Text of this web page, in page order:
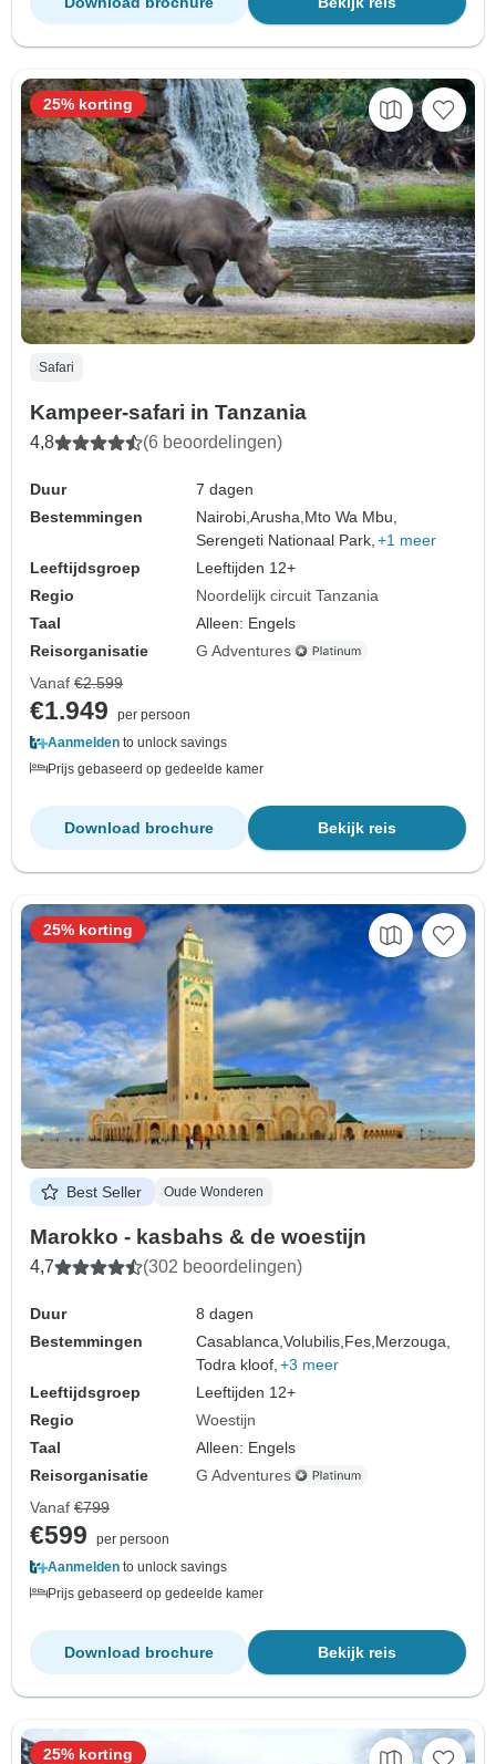
Safari
Kampeer-safari in Tanzania
4,8 (6 beoordelingen)
Duur
7 dagen
Bestemmingen
Nairobi,Arusha, Mto Wa Mbu,
Serengeti Nationaal Park, +1 meer
Leeftijdsgroep
Leeftijden 12+
Regio
Noordelijk circuit Tanzania
Taal
Alleen: Engels
Reisorganisatie
G Adventures
25% korting
Vanaf €2.599
€1.949
per persoon
Aanmelden to unlock savings
Prijs gebaseerd op gedeelde kamer
Bekijk reis
Download brochure
Best Seller Oude Wonderen
Marokko - kasbahs & de woestijn
4,7 (302 beoordelingen)
Duur
8 dagen
Bestemmingen
Casablanca,Volubilis, Fes, Merzouga,
Todra kloof, +3 meer
Leeftijdsgroep
Leeftijden 12+
Regio
Woestijn
Taal
Alleen: Engels
Reisorganisatie
G Adventures
25% korting
Vanaf €799
€599
per persoon
Aanmelden to unlock savings
Prijs gebaseerd op gedeelde kamer
Bekijk reis
Download brochure
25% korting